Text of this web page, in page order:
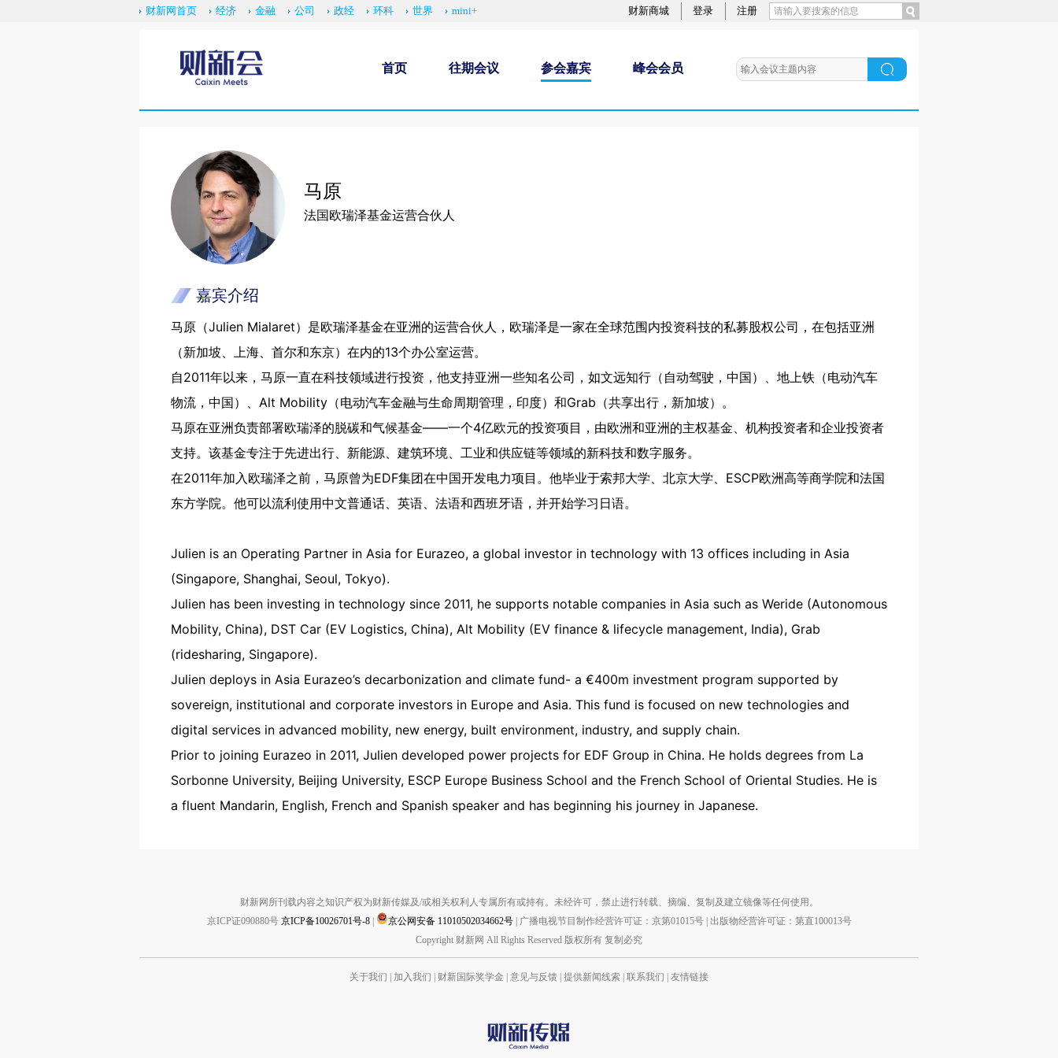
财新商城 登录 注册
财新网首页 经济 金融 公司 政经 环科 世界 mini+
首页 往期会议 参会嘉宾 峰会会员
马原
法国欧瑞泽基金运营合伙人
嘉宾介绍
马原（Julien Mialaret）是欧瑞泽基金在亚洲的运营合伙人，欧瑞泽是一家在全球范围内投资科技的私募股权公司，在包括亚洲
（新加坡、上海、首尔和东京）在内的13个办公室运营。
自2011年以来，马原一直在科技领域进行投资，他支持亚洲一些知名公司，如文远知行（自动驾驶，中国）、地上铁（电动汽车
物流，中国）、Alt Mobility（电动汽车金融与生命周期管理，印度）和Grab（共享出行，新加坡）。
马原在亚洲负责部署欧瑞泽的脱碳和气候基金——一个4亿欧元的投资项目，由欧洲和亚洲的主权基金、机构投资者和企业投资者
支持。该基金专注于先进出行、新能源、建筑环境、工业和供应链等领域的新科技和数字服务。
在2011年加入欧瑞泽之前，马原曾为EDF集团在中国开发电力项目。他毕业于索邦大学、北京大学、ESCP欧洲高等商学院和法国
东方学院。他可以流利使用中文普通话、英语、法语和西班牙语，并开始学习日语。
Julien is an Operating Partner in Asia for Eurazeo, a global investor in technology with 13 offices including in Asia
(Singapore, Shanghai, Seoul, Tokyo).
Julien has been investing in technology since 2011, he supports notable companies in Asia such as Weride (Autonomous
Mobility, China), DST Car (EV Logistics, China), Alt Mobility (EV finance & lifecycle management, India), Grab
(ridesharing, Singapore).
Julien deploys in Asia Eurazeo’s decarbonization and climate fund- a €400m investment program supported by
sovereign, institutional and corporate investors in Europe and Asia. This fund is focused on new technologies and
digital services in advanced mobility, new energy, built environment, industry, and supply chain.
Prior to joining Eurazeo in 2011, Julien developed power projects for EDF Group in China. He holds degrees from La
Sorbonne University, Beijing University, ESCP Europe Business School and the French School of Oriental Studies. He is
a fluent Mandarin, English, French and Spanish speaker and has beginning his journey in Japanese.
财新网所刊载内容之知识产权为财新传媒及/或相关权利人专属所有或持有。未经许可，禁止进行转载、摘编、复制及建立镜像等任何使用。
京ICP证090880号 京ICP备10026701号-8 京公网安备 11010502034662号 广播电视节目制作经营许可证：京第01015号| 出版物经营许可证：第直100013号
Copyright 财新网 All Rights Reserved 版权所有 复制必究
关于我们 加入我们 财新国际奖学金 意见与反馈 提供新闻线索 联系我们 友情链接